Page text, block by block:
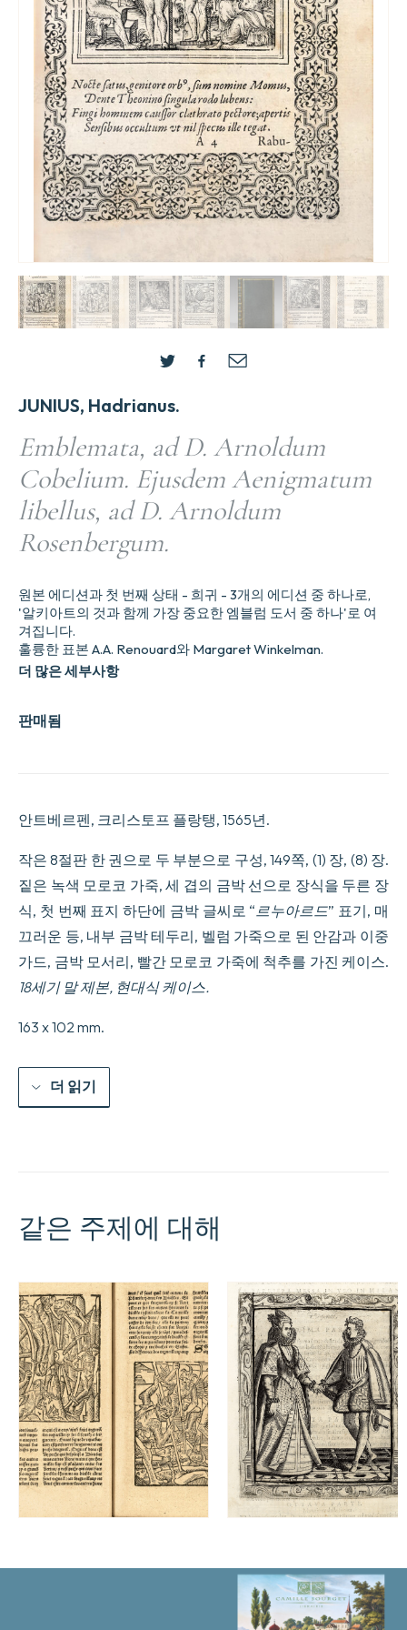
JUNIUS, Hadrianus.
Emblemata, ad D. Arnoldum
Cobelium. Ejusdem Aenigmatum
libellus, ad D. Arnoldum
Rosenbergum.
판매됨
원본 에디션과 첫 번째 상태 - 희귀 - 3개의 에디션 중 하나로,
'알키아트의 것과 함께 가장 중요한 엠블럼 도서 중 하나'로 여
겨집니다.
훌륭한 표본 A.A. Renouard와 Margaret Winkelman.
더 많은 세부사항
안트베르펜, 크리스토프 플랑탱, 1565년.
작은 8절판 한 권으로 두 부분으로 구성, 149쪽, (1) 장, (8) 장.
짙은 녹색 모로코 가죽, 세 겹의 금박 선으로 장식을 두른 장
식, 첫 번째 표지 하단에 금박 글씨로 “르누아르드” 표기, 매
끄러운 등, 내부 금박 테두리, 벨럼 가죽으로 된 안감과 이중
가드, 금박 모서리, 빨간 모로코 가죽에 척추를 가진 케이스.
18세기 말 제본, 현대식 케이스.
163 x 102 mm.
더 읽기
같은 주제에 대해